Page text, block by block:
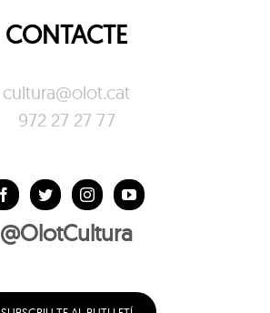
CONTACTE
cultura@olot.cat
972 27 27 77
@OlotCultura